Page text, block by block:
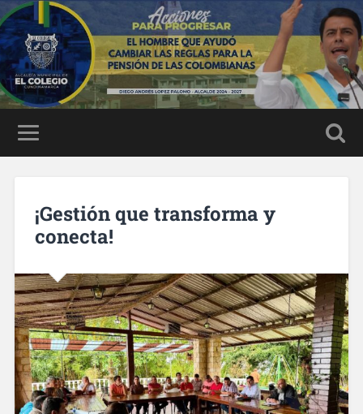
¡Gestión que transforma y
conecta!